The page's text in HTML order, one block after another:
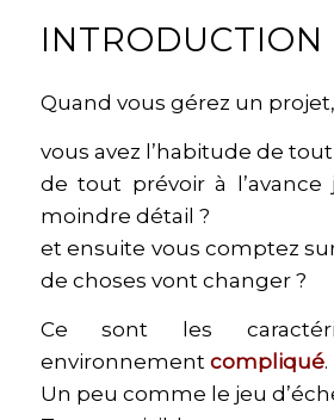
INTRODUCTION
Quand vous gérez un projet,
vous avez l’habitude de
de tout prévoir à l’avance
moindre détail ?
et ensuite vous comptez
de choses vont changer ?
Ce sont les
environnement compliqué.
Un peu comme le jeu